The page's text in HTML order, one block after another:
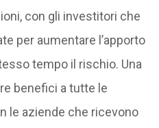
con gli investitori che
per aumentare l’apporto
tempo il rischio. Una
benefici a tutte le
le aziende che ricevono